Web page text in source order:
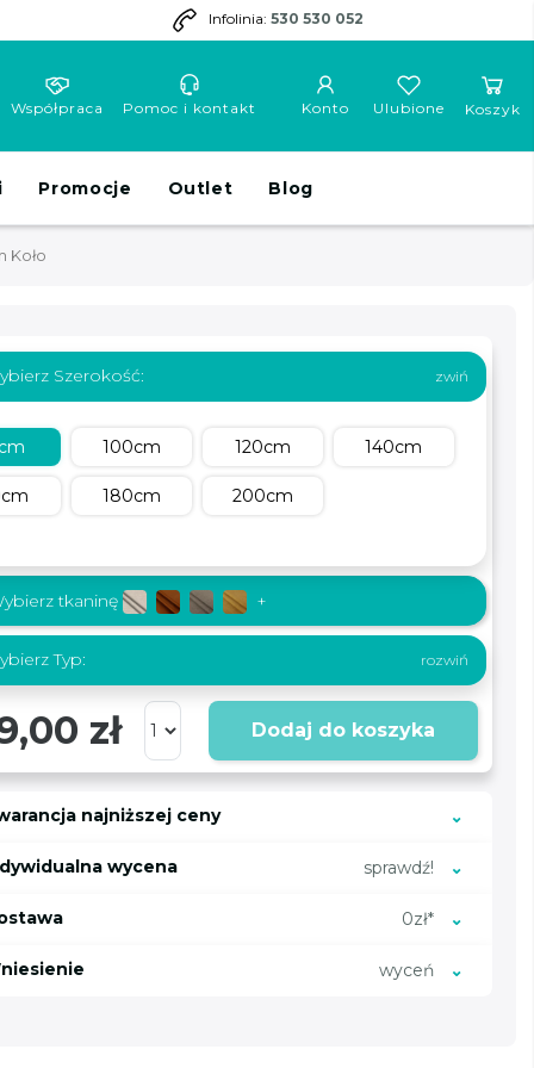
Infolinia: 530 530 052
Współpraca Pomoc i kontakt Konto Koszyk
Ulubione
Promocje Outlet Blog
Koło
Szerokość:
100cm 120cm 140cm
180cm 200cm
tkaninę +
Typ:
zł Dodaj do koszyka
najniższej ceny
wycena sprawdź!
0zł*
wyceń